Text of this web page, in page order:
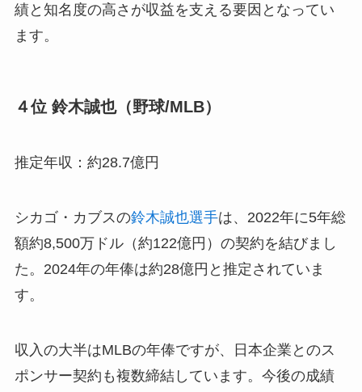
績と知名度の高さが収益を支える要因となってい
ます。
４位 鈴木誠也（野球/MLB）
推定年収：約28.7億円
シカゴ・カブスの鈴木誠也選手は、2022年に5年総
額約8,500万ドル（約122億円）の契約を結びまし
た。2024年の年俸は約28億円と推定されていま
す。
収入の大半はMLBの年俸ですが、日本企業とのス
ポンサー契約も複数締結しています。今後の成績